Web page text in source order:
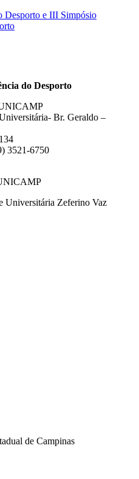
Desporto e III Simpósio
do Desporto
Br. Geraldo –
3521-6750
Universitária Zeferino Vaz
de Campinas